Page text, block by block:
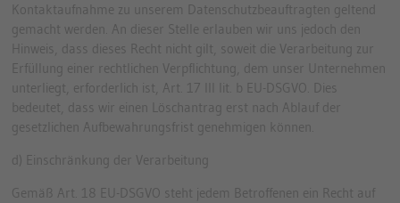
Kontaktaufnahme zu unserem Datenschutzbeauftragten geltend
gemacht werden. An dieser Stelle erlauben wir uns jedoch den
Hinweis, dass dieses Recht nicht gilt, soweit die Verarbeitung zur
Erfüllung einer rechtlichen Verpflichtung, dem unser Unternehmen
unterliegt, erforderlich ist, Art. 17 III lit. b EU-DSGVO. Dies
bedeutet, dass wir einen Löschantrag erst nach Ablauf der
gesetzlichen Aufbewahrungsfrist genehmigen können.
d) Einschränkung der Verarbeitung
Gemäß Art. 18 EU-DSGVO steht jedem Betroffenen ein Recht auf